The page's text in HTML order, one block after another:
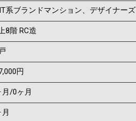
系ブランドマンション、デザイナーズ
8階 RC造
円
/0ヶ月